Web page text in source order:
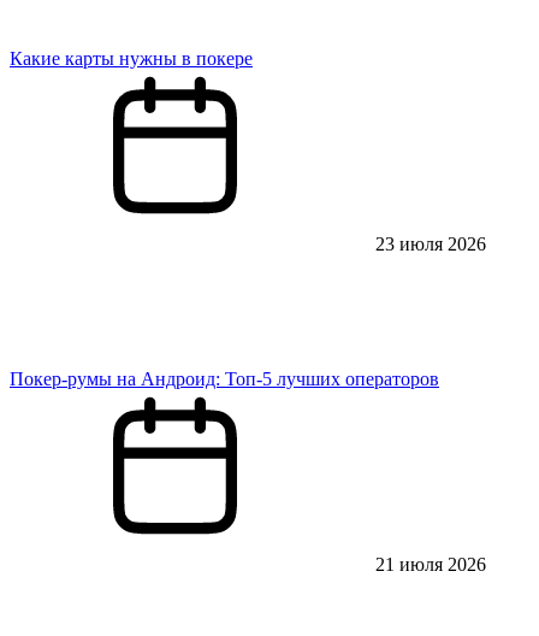
Какие карты нужны в покере
23 июля 2026
Покер-румы на Андроид: Топ-5 лучших операторов
21 июля 2026